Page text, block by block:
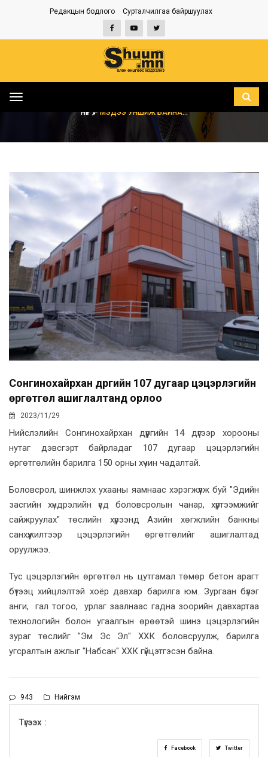
Редакцын бодлого Сурталчилгаа байршуулах
Toggle
НҮҮР МЭДЭЭ УНШИЖ БАЙНА...
Сонгинохайрхан дүүргийн 107 дугаар цэцэрлэгийн
өргөтгөл ашиглалтанд орлоо
2023/11/29
Нийслэлийн Сонгинохайрхан дүүргийн 14 дүгээр хорооны
нутаг дэвсгэрт байрладаг 107 дугаар цэцэрлэгийн
өргөтгөлийн барилга 150 орны хүчин чадалтай.
Боловсрол, шинжлэх ухааны яамнаас хэрэгжүүлж буй "Эдийн
засгийн хүндрэлийн үед боловсролын чанар, хүртээмжийг
сайжруулах" төслийн хүрээнд Азийн хөгжлийн банкны
санхүүжилтээр цэцэрлэгийн өргөтгөлийг ашиглалтад
оруулжээ.
Тус цэцэрлэгийн өргөтгөл нь цутгамал төмөр бетон арагт
бүтээц хийцлэлтэй хоёр давхар барилга юм. Зургаан бүлэг
анги, гал тогоо, урлаг заалнаас гадна зоорийн давхартаа
технологийн болон угаалгын өрөөтэй шинэ цэцэрлэгийн
зураг төслийг "Эм Эс Эл" ХХК боловсруулж, барилга
угсралтын ажлыг "Набсан" ХХК гүйцэтгэсэн байна.
943 Нийгэм
Түгээх :
Facebook Twitter